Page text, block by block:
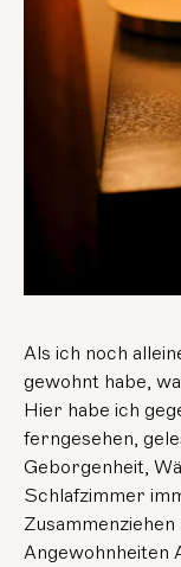
Als ich noch
gewohnt habe,
Hier habe ich
ferngesehen,
Geborgenheit,
Schlafzimmer
Angewohnheiten